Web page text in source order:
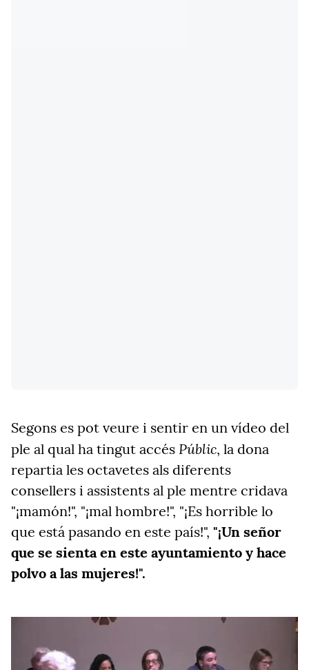
Segons es pot veure i sentir en un vídeo del
ple al qual ha tingut accés Públic, la dona
repartia les octavetes als diferents
consellers i assistents al ple mentre cridava
"¡mamón!", "¡mal hombre!", "¡Es horrible lo
que está pasando en este país!", "¡Un señor
que se sienta en este ayuntamiento y hace
polvo a las mujeres!".